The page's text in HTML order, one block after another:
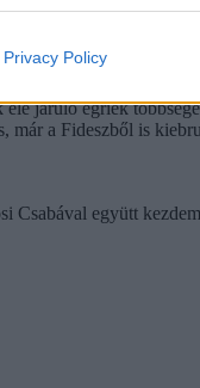
Privacy Policy
és Eger - a
járuló egriek
a Fideszből is
Csabával együtt